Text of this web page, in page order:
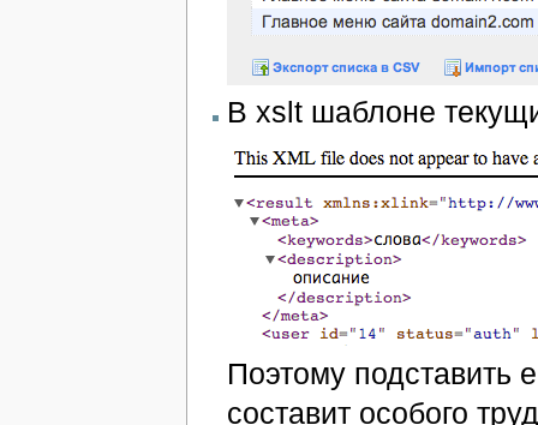
В xslt шаблоне
Поэтому подставить
составит особого